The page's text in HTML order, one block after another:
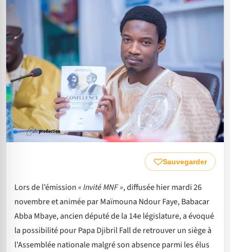
Sauvegarder
Lors de l’émission« Invité MNF », diffusée hier mardi 26
novembre et animée par Maïmouna Ndour Faye, Babacar
Abba Mbaye, ancien député de la 14e législature, a évoqué
la possibilité pour Papa Djibril Fall de retrouver un siège à
l’Assemblée nationale malgré son absence parmi les élus